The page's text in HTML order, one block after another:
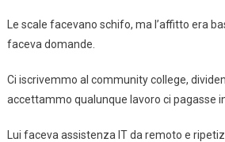
Le scale facevano schifo, ma l’affitto era
faceva domande.
Ci iscrivemmo al community college,
accettammo qualunque lavoro ci pagasse
Lui faceva assistenza IT da remoto e